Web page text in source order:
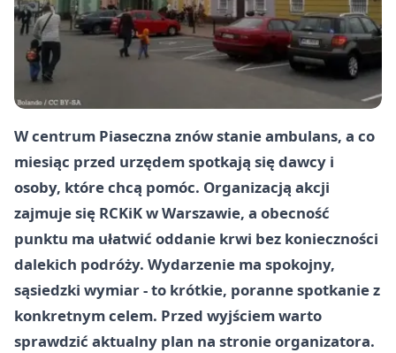
W centrum Piaseczna znów stanie ambulans, a co
miesiąc przed urzędem spotkają się dawcy i
osoby, które chcą pomóc. Organizacją akcji
zajmuje się RCKiK wWarszawie, a obecność
punktu ma ułatwić oddanie krwi bez konieczności
dalekich podróży. Wydarzenie ma spokojny,
sąsiedzki wymiar - to krótkie, poranne spotkanie z
konkretnym celem. Przed wyjściem warto
sprawdzić aktualny plan na stronie organizatora.